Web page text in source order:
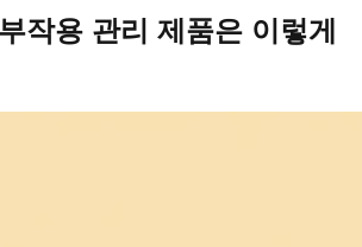
작용 관리 제품은 이렇게